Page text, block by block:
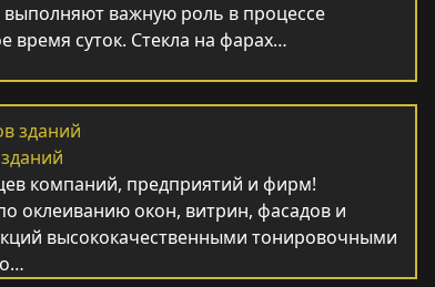
важную роль в процессе
время суток. Стекла на фарах…
компаний, предприятий и фирм!
оклеиванию окон, витрин, фасадов и
высококачественными тонировочными